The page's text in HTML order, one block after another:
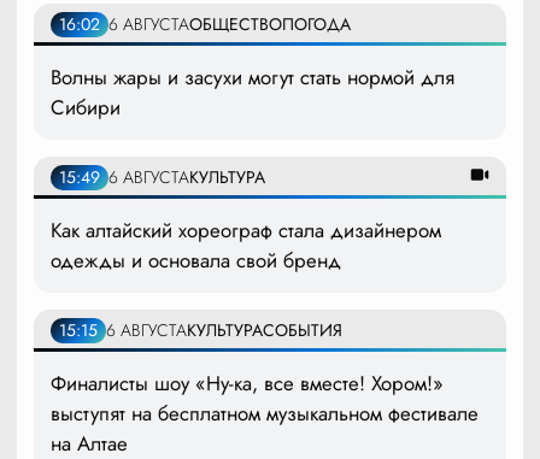
16:02 6 АВГУСТАОБЩЕСТВОПОГОДА
Волны жары и засухи могут стать нормой для
Сибири
15:49 6 АВГУСТАКУЛЬТУРА
Как алтайский хореограф стала дизайнером
одежды и основала свой бренд
15:15 6 АВГУСТАКУЛЬТУРАСОБЫТИЯ
Финалисты шоу «Ну-ка, все вместе! Хором!»
выступят на бесплатном музыкальном фестивале
на Алтае